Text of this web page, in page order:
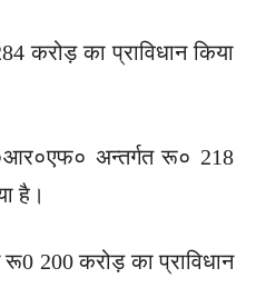
करोड़ का प्राविधान किया
अन्तर्गत रू० 218
है।
200 करोड़ का प्राविधान